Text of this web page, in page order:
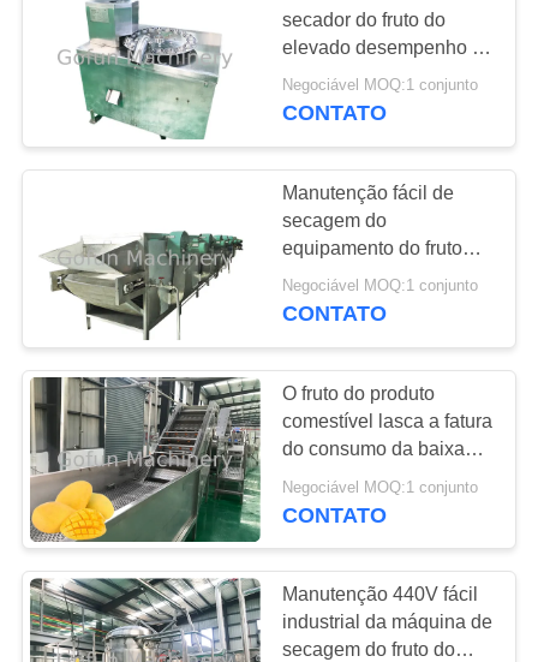
CITAÇÕES
MAPA
DO
POLÍTICA
PRIVACIDADE
processamento de
Apple
Linha de
processamento do
abacaxi
64
Planta de
processamento de
pêssego
22
secador do fruto do
elevado desempenho e
Destoning para a manga
Negociável MOQ:1 conjunto
CONTATO
Manutenção fácil de
secagem do
equipamento do fruto
seco inteligente da
máquina da
Negociável MOQ:1 conjunto
CONTATO
O fruto do produto
comestível lasca a fatura
do consumo da baixa
potência da máquina
1500 T/dia
Negociável MOQ:1 conjunto
CONTATO
Manutenção 440V fácil
industrial da máquina de
secagem do fruto do